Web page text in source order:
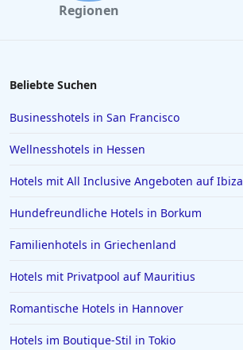
Regionen
Beliebte Suchen
Businesshotels in San Francisco
Wellnesshotels in Hessen
Hotels mit All Inclusive Angeboten auf Ibiza
Hundefreundliche Hotels in Borkum
Familienhotels in Griechenland
Hotels mit Privatpool auf Mauritius
Romantische Hotels in Hannover
Hotels im Boutique-Stil in Tokio